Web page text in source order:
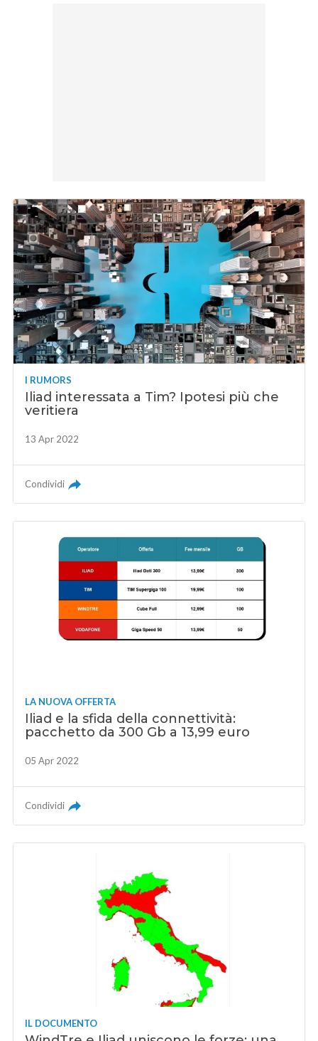
I RUMORS
Iliad interessata a Tim? Ipotesi più che
veritiera
13 Apr 2022
Condividi
LA NUOVA OFFERTA
Iliad e la sfida della connettività:
pacchetto da 300 Gb a 13,99 euro
05 Apr 2022
Condividi
IL DOCUMENTO